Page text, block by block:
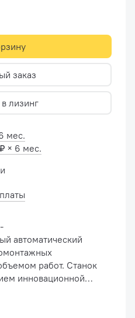
автоматический
работ. Станок
инновационной
монтаж/демонтаж шин
Третья
заказ
лизинг
мес.
× 6 мес.